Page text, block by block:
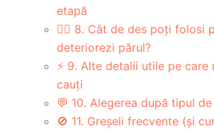
etapă
🧖‍♀️ 8. Cât de des poți folosi
deteriorezi părul?
⚡ 9. Alte detalii utile pe care
cauți
💬 10. Alegerea după tipul
🚫 11. Greșeli frecvente (și